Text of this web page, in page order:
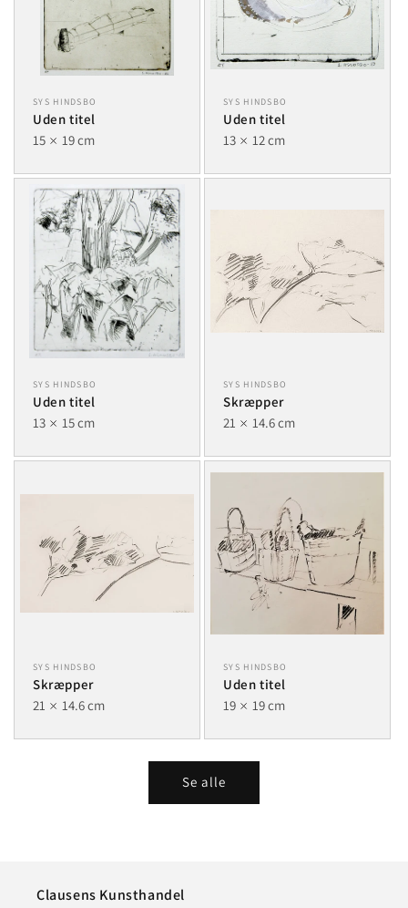
SYS HINDSBO
Uden titel
15
19 cm
SYS HINDSBO
Uden titel
13
12 cm
SYS HINDSBO
Uden titel
13
15 cm
SYS HINDSBO
Skræpper
21
14.6 cm
SYS HINDSBO
Skræpper
21
14.6 cm
SYS HINDSBO
Uden titel
19
19 cm
Se alle
Clausens Kunsthandel